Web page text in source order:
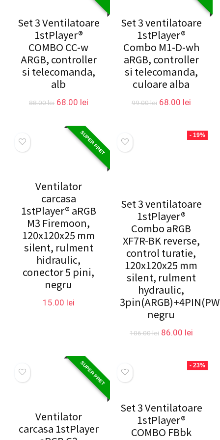
Set 3 Ventilatoare
1stPlayer®
COMBO CC-w
ARGB, controller
si telecomanda,
alb
88.00lei Prețul
fost:
88.00 lei.
68.00 leiPrețul
68.00 lei.
Set 3 ventilatoare
1stPlayer®
Combo M1-D-wh
aRGB, controller
si telecomanda,
culoare alba
99.00lei Prețul
99.00 lei.
68.00 leiPrețul
68.00
SUPER PRET
Ventilator
carcasa
1stPlayer® aRGB
M3 Firemoon,
120x120x25 mm
silent, rulment
hidraulic,
conector 5 pini,
negru
15.00 lei
- 19%
Set 3 ventilatoare
1stPlayer®
Combo aRGB
XF7R-BK reverse,
control turatie,
120x120x25 mm
silent, rulment
hydraulic,
negru
106.00lei Prețul
106.00 lei.
86.00 leiPrețul
86.00
SUPER PRET
Ventilator
carcasa 1stPlayer
- 23%
Set 3 Ventilatoare
1stPlayer®
COMBO FBbk